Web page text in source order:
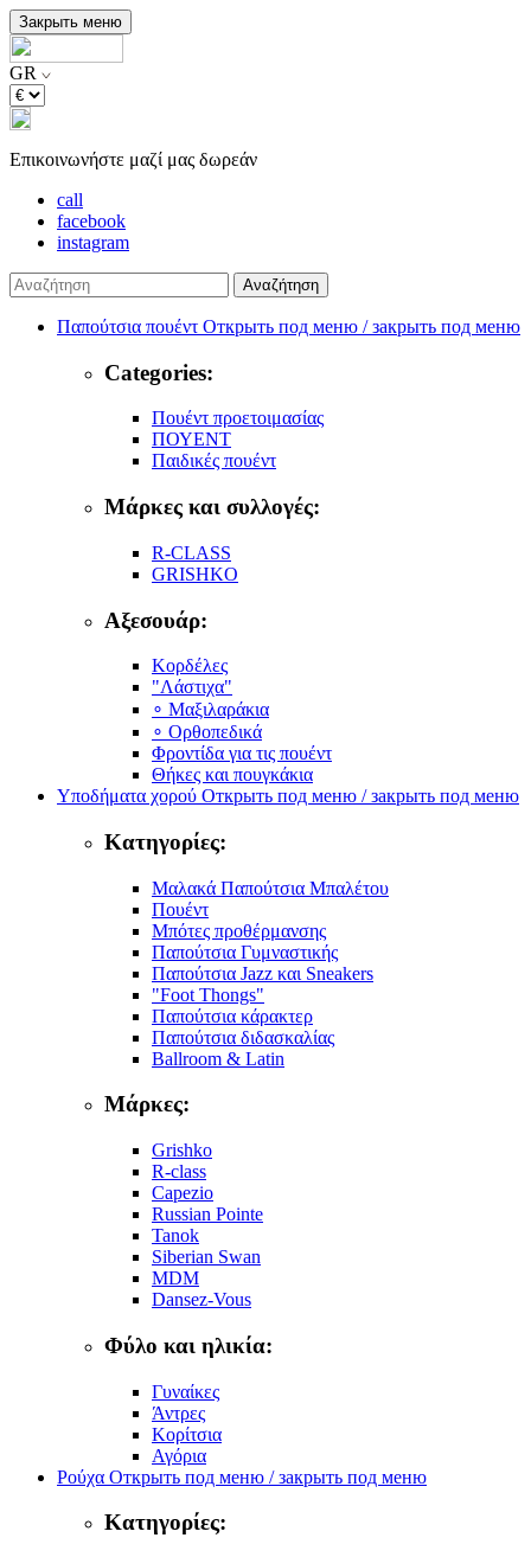
Закрыть меню
GR
Επικοινωνήστε μαζί μας δωρεάν
call
facebook
instagram
Αναζήτηση
Παπούτσια πουέντ Открыть под меню / закрыть под меню
Categories:
Πουέντ προετοιμασίας
ΠΟΥΕΝΤ
Παιδικές πουέντ
Μάρκες και συλλογές:
R-CLASS
GRISHKO
Αξεσουάρ:
Κορδέλες
"Λάστιχα"
∘ Μαξιλαράκια
∘ Ορθοπεδικά
Φροντίδα για τις πουέντ
Θήκες και πουγκάκια
Υποδήματα χορού Открыть под меню / закрыть под меню
Κατηγορίες:
Μαλακά Παπούτσια Μπαλέτου
Πουέντ
Μπότες προθέρμανσης
Παπούτσια Γυμναστικής
Παπούτσια Jazz και Sneakers
"Foot Thongs"
Παπούτσια κάρακτερ
Παπούτσια διδασκαλίας
Ballroom & Latin
Μάρκες:
Grishko
R-class
Capezio
Russian Pointe
Tanok
Siberian Swan
MDM
Dansez-Vous
Φύλο και ηλικία:
Γυναίκες
Άντρες
Κορίτσια
Αγόρια
Ρούχα Открыть под меню / закрыть под меню
Κατηγορίες: